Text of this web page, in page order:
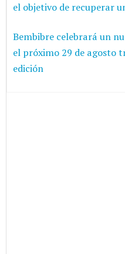
el objetivo de recuperar
Bembibre celebrará un
el próximo 29 de agosto
edición